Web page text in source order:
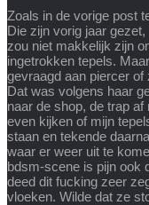
Zoals in de vorige post
Die zijn vorig jaar
zou niet makkelijk zijn
ingetrokken tepels.
gevraagd aan piercer
Dat was volgens haar
naar de shop, de trap
even kijken of mijn
staan en tekende
waar er weer uit te
bdsm-scene is pijn ook
deed dit fucking zeer
vloeken. Wilde dat ze